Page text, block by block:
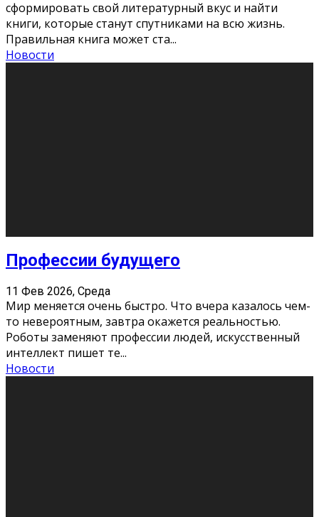
сформировать свой литературный вкус и найти
книги, которые станут спутниками на всю жизнь.
Правильная книга может ста...
Новости
Как бороться со стрессом
11 Фев 2026, Среда
Стресс – нормальная реакция организма, когда
факторов, воздействующих на твой организм
больше, чем ресурсов. Есть советы, как бороться со
стрессовым состояни
Новости